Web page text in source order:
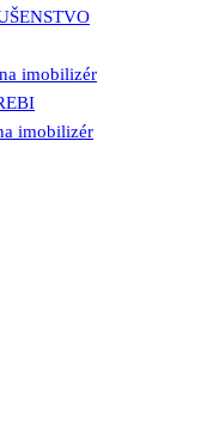
imobilizér
imobilizér